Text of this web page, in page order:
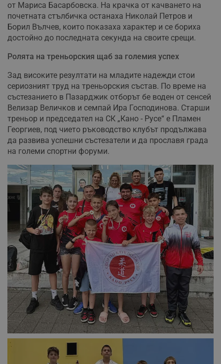
от Мариса Басарбовска. На крачка от качването на
почетната стълбичка останаха Николай Петров и
Борил Вълчев, които показаха характер и се бориха
достойно до последната секунда на своите срещи.
Ролята на треньорския щаб за големия успех
Зад високите резултати на младите надежди стои
сериозният труд на треньорския състав. По време на
състезанието в Пазарджик отборът бе воден от сенсей
Велизар Величков и семпай Ира Господинова. Старши
треньор и председател на СК „Кано - Русе“ е Пламен
Георгиев, под чието ръководство клубът продължава
да развива успешни състезатели и да прославя града
на големи спортни форуми.